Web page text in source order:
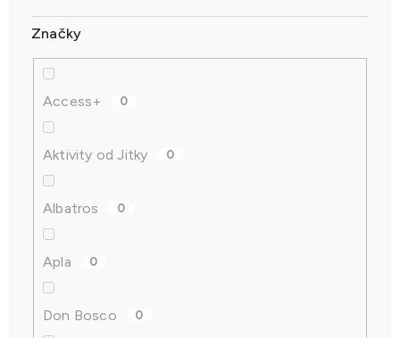
Značky
Access+ 0
Aktivity od Jitky 0
Albatros 0
Apla 0
Don Bosco 0